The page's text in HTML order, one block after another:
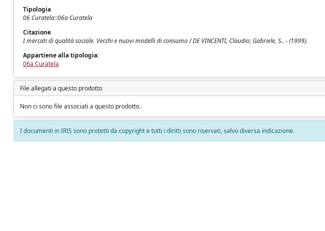
Tipologia
06 Curatela::06a Curatela
Citazione
I mercati di qualità sociale. Vecchi e nuovi modelli di consumo / DE VINCENTI, Claudio; Gabriele, S.. - (1999).
Appartiene alla tipologia:
06a Curatela
File allegati a questo prodotto
Non ci sono file associati a questo prodotto.
I documenti in IRIS sono protetti da copyright e tutti i diritti sono riservati, salvo diversa indicazione.